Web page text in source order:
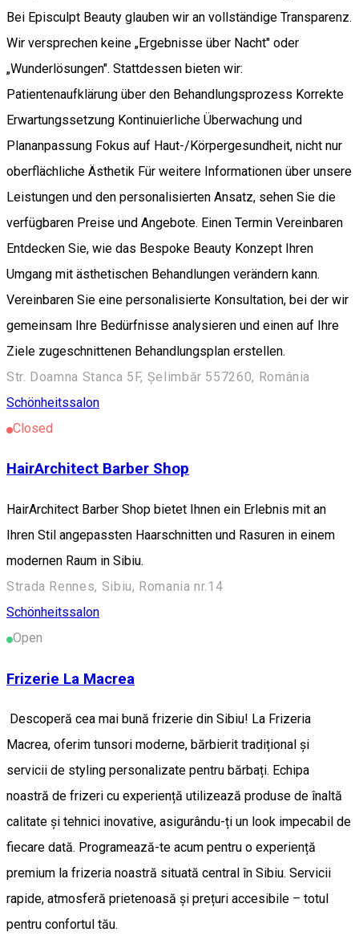
Bei Episculpt Beauty glauben wir an vollständige Transparenz.
Wir versprechen keine „Ergebnisse über Nacht" oder
„Wunderlösungen". Stattdessen bieten wir:
Patientenaufklärung über den Behandlungsprozess Korrekte
Erwartungssetzung Kontinuierliche Überwachung und
Plananpassung Fokus auf Haut-/Körpergesundheit, nicht nur
oberflächliche Ästhetik Für weitere Informationen über unsere
Leistungen und den personalisierten Ansatz, sehen Sie die
verfügbaren Preise und Angebote. Einen Termin Vereinbaren
Entdecken Sie, wie das Bespoke Beauty Konzept Ihren
Umgang mit ästhetischen Behandlungen verändern kann.
Vereinbaren Sie eine personalisierte Konsultation, bei der wir
gemeinsam Ihre Bedürfnisse analysieren und einen auf Ihre
Ziele zugeschnittenen Behandlungsplan erstellen.
Str. Doamna Stanca 5F, Șelimbăr 557260, România
Schönheitssalon
Closed
HairArchitect Barber Shop
HairArchitect Barber Shop bietet Ihnen ein Erlebnis mit an
Ihren Stil angepassten Haarschnitten und Rasuren in einem
modernen Raum in Sibiu.
Strada Rennes, Sibiu, Romania nr.14
Schönheitssalon
Open
Frizerie La Macrea
Descoperă cea mai bună frizerie din Sibiu! La Frizeria
Macrea, oferim tunsori moderne, bărbierit tradițional și
servicii de styling personalizate pentru bărbați. Echipa
noastră de frizeri cu experiență utilizează produse de înaltă
calitate și tehnici inovative, asigurându-ți un look impecabil de
fiecare dată. Programează-te acum pentru o experiență
premium la frizeria noastră situată central în Sibiu. Servicii
rapide, atmosferă prietenoasă și prețuri accesibile – totul
pentru confortul tău.